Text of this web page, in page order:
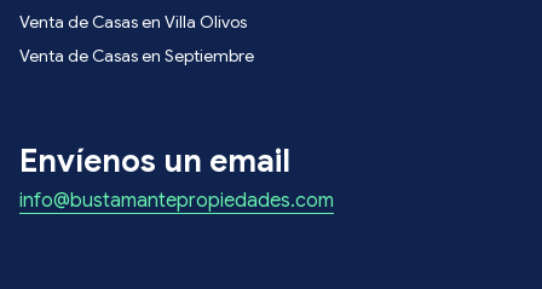
Venta de Casas en Villa Olivos
Venta de Casas en Septiembre
Envíenos un email
info@bustamantepropiedades.com